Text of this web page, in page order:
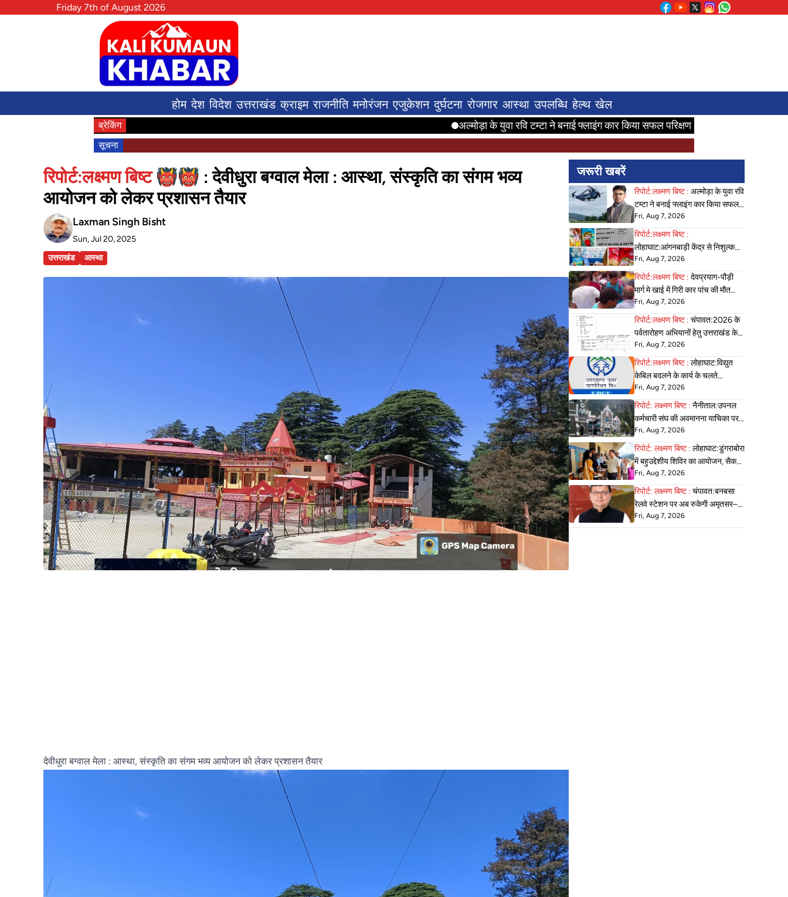
Friday 7th of August 2026
होम देश विदेश उत्तराखंड क्राइम राजनीति मनोरंजन एजुकेशन दुर्घटना रोजगार आस्था उपलब्धि हेल्थ खेल
ब्रेकिंग अल्मोड़ा के युवा रवि टम्टा ने बनाई फ्लाइंग कार किया सफल परिक्षण। लोहाघाट:आंगनबाड़ी केंद्र से निशुल्क
सूचना
रिपोर्ट:लक्ष्मण बिष्ट 👹👹 : देवीधुरा बग्वाल मेला : आस्था, संस्कृति का संगम भव्य
आयोजन को लेकर प्रशासन तैयार
Laxman Singh Bisht
Sun, Jul 20, 2025
उत्तराखंड
आस्था
देवीधुरा बग्वाल मेला : आस्था, संस्कृति का संगम भव्य आयोजन को लेकर प्रशासन तैयार
जरूरी खबरें
रिपोर्ट:लक्ष्मण बिष्ट : अल्मोड़ा के युवा रवि
टम्टा ने बनाई फ्लाइंग कार किया सफल
परिक्षण।
Fri, Aug 7, 2026
रिपोर्ट:लक्ष्मण बिष्ट :
लोहाघाट:आंगनबाड़ी केंद्र से निशुल्क
पौष्टिक आहार लाकर दुकानों में बेच रहे हैं
अभिभावक।
Fri, Aug 7, 2026
रिपोर्ट:लक्ष्मण बिष्ट : देवप्रयाग-पौड़ी
मार्ग मे खाई में गिरी कार पांच की मौत
बच्चा घायल ।
Fri, Aug 7, 2026
रिपोर्ट:लक्ष्मण बिष्ट : चंपावत:2026 के
पर्वतारोहण अभियानों हेतु उत्तराखंड के
युवाओं से आवेदन आमंत्रित
Fri, Aug 7, 2026
रिपोर्ट:लक्ष्मण बिष्ट : लोहाघाट:विद्युत
केबिल बदलने के कार्य के चलते
जीआईसी, पुल्ला रोड ,ट्रेजरी की विद्युत
व्यवस्था रहेगी बाधित।
Fri, Aug 7, 2026
रिपोर्ट: लक्ष्मण बिष्ट : नैनीताल:उपनल
कर्मचारी संघ की अवमानना याचिका पर
हाईकोर्ट ने की सुनवाई
Fri, Aug 7, 2026
रिपोर्ट: लक्ष्मण बिष्ट : लोहाघाट:डुंगराबोरा
में बहुउद्देशीय शिविर का आयोजन, सैकड़ों
ग्रामीणों को मिला योजनाओं का लाभ
Fri, Aug 7, 2026
रिपोर्ट: लक्ष्मण बिष्ट : चंपावत:बनबसा
रेलवे स्टेशन पर अब रुकेगी अमृतसर–
टनकपुर एक्सप्रेस, रेल मंत्री ने दी
स्वीकृति
Fri, Aug 7, 2026